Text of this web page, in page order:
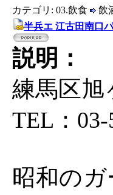
カテゴリ: 03.飲食
飲
半兵エ 江古田南口
説明：
練馬区旭
TEL：03-
昭和の